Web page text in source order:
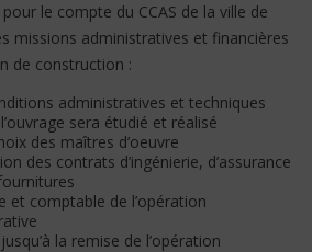
le compte du CCAS de la ville de
missions administratives et financières
de construction :
administratives et techniques
sera étudié et réalisé
des maîtres d’oeuvre
des contrats d’ingénierie, d’assurance
et comptable de l’opération
la remise de l’opération